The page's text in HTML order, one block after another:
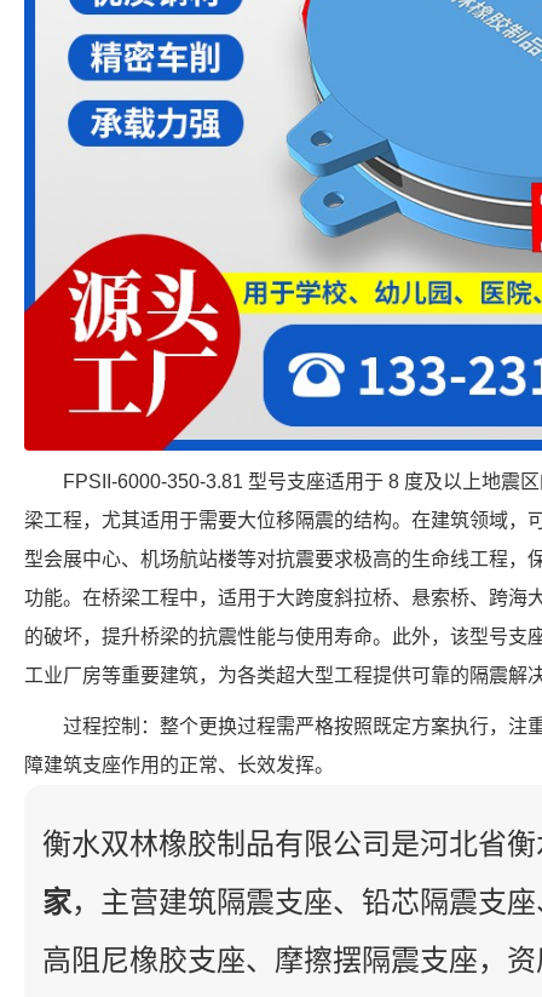
FPSII-6000-350-3.81 型号支座适用于 8 度及以上地震
梁工程，尤其适用于需要大位移隔震的结构。在建筑领域，
型会展中心、机场航站楼等对抗震要求极高的生命线工程，
功能。在桥梁工程中，适用于大跨度斜拉桥、悬索桥、跨海
的破坏，提升桥梁的抗震性能与使用寿命。此外，该型号支
工业厂房等重要建筑，为各类超大型工程提供可靠的隔震解
过程控制：整个更换过程需严格按照既定方案执行，注
障建筑支座作用的正常、长效发挥。
衡水双林橡胶制品有限公司是河北省
家，主营建筑隔震支座、铅芯隔震支
高阻尼橡胶支座、摩擦摆隔震支座，